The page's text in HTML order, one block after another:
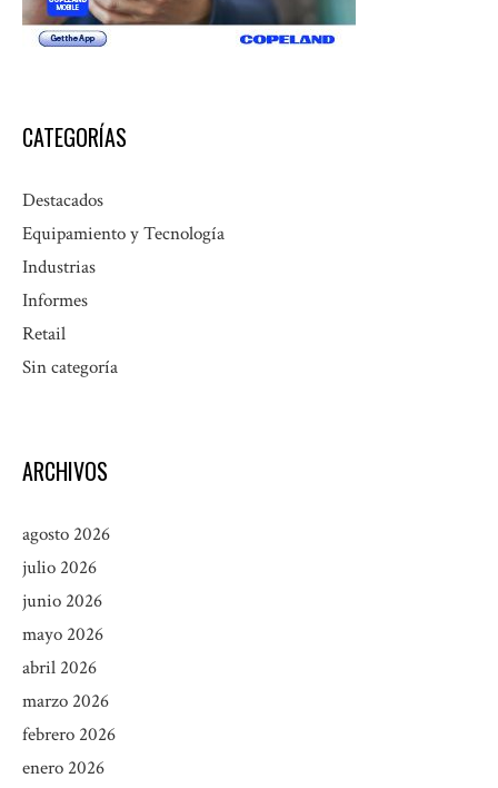
CATEGORÍAS
Destacados
Equipamiento y Tecnología
Industrias
Informes
Retail
Sin categoría
ARCHIVOS
agosto 2026
julio 2026
junio 2026
mayo 2026
abril 2026
marzo 2026
febrero 2026
enero 2026